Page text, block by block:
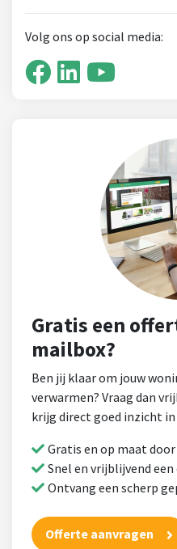
Volg ons op social media:
Gratis een
mailbox?
Ben jij klaar om jouw
verwarmen? Vraag dan
krijg direct goed inzicht
Gratis en op maat
Snel en vrijblijvend
Ontvang een scherp
Offerte aanvragen